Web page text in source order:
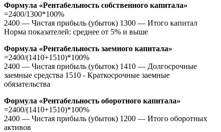
Формула «Рентабельность собственного капитала»
=2400/1300*100%
2400 — Чистая прибыль (убыток) 1300 — Итого капитал
Норма показателей: среднее от 5% и выше
Формула «Рентабельность заемного капитала»
=2400/(1410+1510)*100%
2400 — Чистая прибыль (убыток) 1410 — Долгосрочные
заемные средства 1510 - Краткосрочные заемные
обязательства
Формула «Рентабельность оборотного капитала»
=2400/(1410+1510)*100%
2400 — Чистая прибыль (убыток) 1200 — Итого оборотных
активов